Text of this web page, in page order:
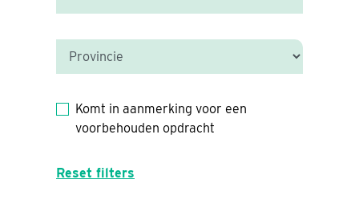
Komt in aanmerking voor een
voorbehouden opdracht
Reset filters